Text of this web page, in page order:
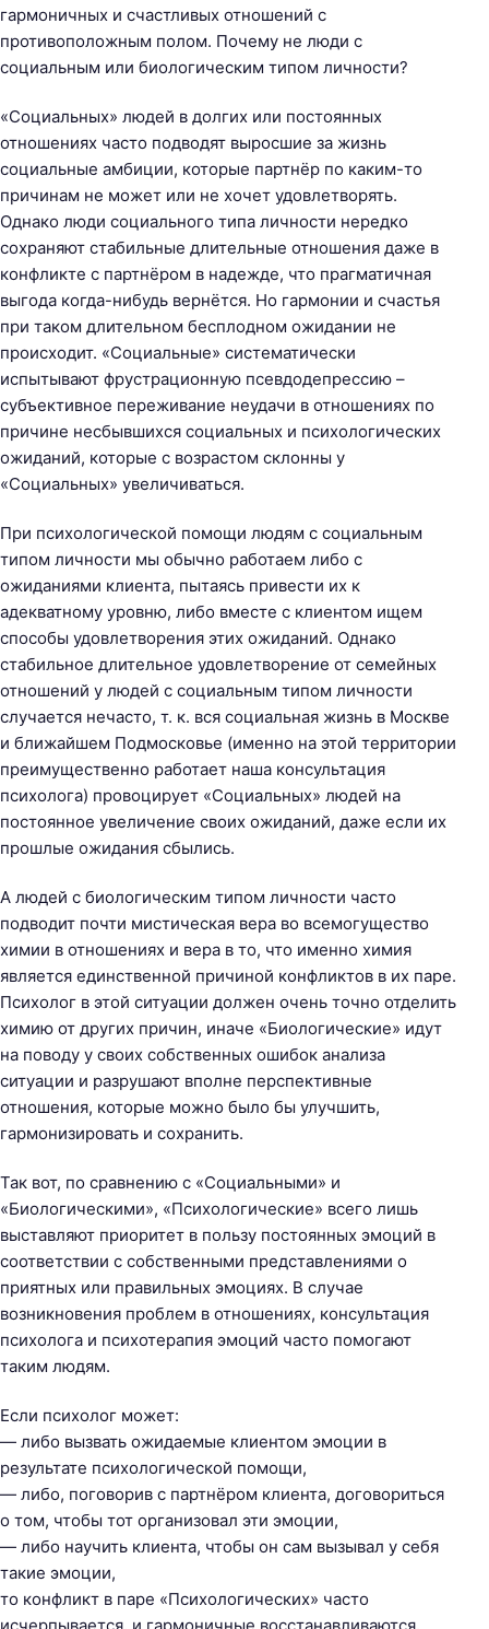
гармоничных и счастливых отношений с
противоположным полом. Почему не люди с
социальным или биологическим типом личности?
«Социальных» людей в долгих или постоянных
отношениях часто подводят выросшие за жизнь
социальные амбиции, которые партнёр по каким-то
причинам не может или не хочет удовлетворять.
Однако люди социального типа личности нередко
сохраняют стабильные длительные отношения даже в
конфликте с партнёром в надежде, что прагматичная
выгода когда-нибудь вернётся. Но гармонии и счастья
при таком длительном бесплодном ожидании не
происходит. «Социальные» систематически
испытывают фрустрационную псевдодепрессию –
субъективное переживание неудачи в отношениях по
причине несбывшихся социальных и психологических
ожиданий, которые с возрастом склонны у
«Социальных» увеличиваться.
При психологической помощи людям с социальным
типом личности мы обычно работаем либо с
ожиданиями клиента, пытаясь привести их к
адекватному уровню, либо вместе с клиентом ищем
способы удовлетворения этих ожиданий. Однако
стабильное длительное удовлетворение от семейных
отношений у людей с социальным типом личности
случается нечасто, т. к. вся социальная жизнь в Москве
и ближайшем Подмосковье (именно на этой территории
преимущественно работает наша консультация
психолога) провоцирует «Социальных» людей на
постоянное увеличение своих ожиданий, даже если их
прошлые ожидания сбылись.
А людей с биологическим типом личности часто
подводит почти мистическая вера во всемогущество
химии в отношениях и вера в то, что именно химия
является единственной причиной конфликтов в их паре.
Психолог в этой ситуации должен очень точно отделить
химию от других причин, иначе «Биологические» идут
на поводу у своих собственных ошибок анализа
ситуации и разрушают вполне перспективные
отношения, которые можно было бы улучшить,
гармонизировать и сохранить.
Так вот, по сравнению с «Социальными» и
«Биологическими», «Психологические» всего лишь
выставляют приоритет в пользу постоянных эмоций в
соответствии с собственными представлениями о
приятных или правильных эмоциях. В случае
возникновения проблем в отношениях, консультация
психолога и психотерапия эмоций часто помогают
таким людям.
Если психолог может:
— либо вызвать ожидаемые клиентом эмоции в
результате психологической помощи,
— либо, поговорив с партнёром клиента, договориться
о том, чтобы тот организовал эти эмоции,
— либо научить клиента, чтобы он сам вызывал у себя
такие эмоции,
то конфликт в паре «Психологических» часто
исчерпывается, и гармоничные восстанавливаются.